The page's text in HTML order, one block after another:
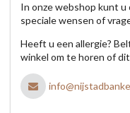
In onze webshop kunt
speciale wensen of
Heeft u een allergie?
winkel om te horen of